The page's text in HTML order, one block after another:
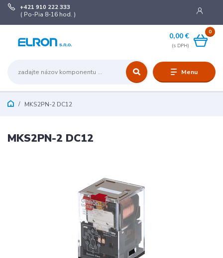
Menu
+421 910 222 333
( Po-Pia 8-16 hod. )
0
0,00 €
MKS2PN-2 DC12
MKS2PN-2 DC12